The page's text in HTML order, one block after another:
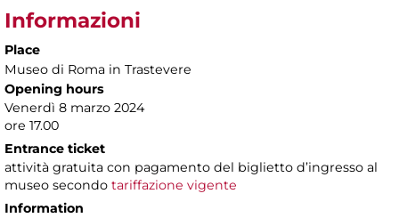
Informazioni
Place
Museo di Roma in Trastevere
Opening hours
Venerdì 8 marzo 2024
ore 17.00
Entrance ticket
attività gratuita con pagamento del biglietto d’ingresso al
museo secondo tariffazione vigente
Information